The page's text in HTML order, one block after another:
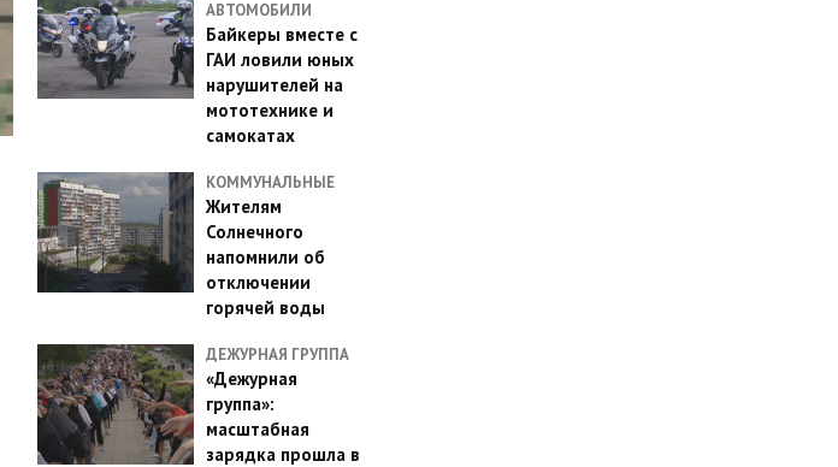
АВТОМОБИЛИ
Байкеры вместе с
ГАИ ловили юных
нарушителей на
мототехнике и
самокатах
КОММУНАЛЬНЫЕ
Жителям
Солнечного
напомнили об
отключении
горячей воды
ДЕЖУРНАЯ ГРУППА
«Дежурная
группа»:
масштабная
зарядка прошла в